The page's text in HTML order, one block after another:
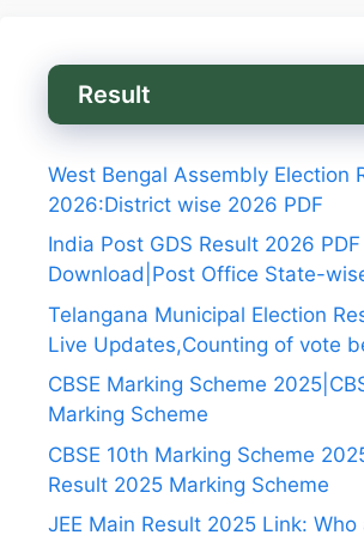
Result
West Bengal Assembly Election
2026:District wise 2026 PDF
India Post GDS Result 2026 PDF
Download|Post Office State-
Telangana Municipal Election
Live Updates,Counting of vote
CBSE Marking Scheme
Marking Scheme
CBSE 10th Marking Scheme
Result 2025 Marking Scheme
JEE Main Result 2025 Link: Who